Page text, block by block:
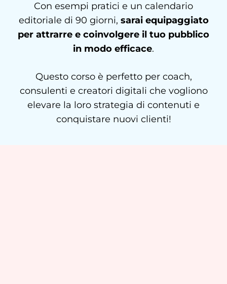
Con esempi pratici e un calendario
editoriale di 90 giorni, sarai equipaggiato
per attrarre e coinvolgere il tuo pubblico
in modo efficace.
Questo corso è perfetto per coach,
consulenti e creatori digitali che vogliono
elevare la loro strategia di contenuti e
conquistare nuovi clienti!